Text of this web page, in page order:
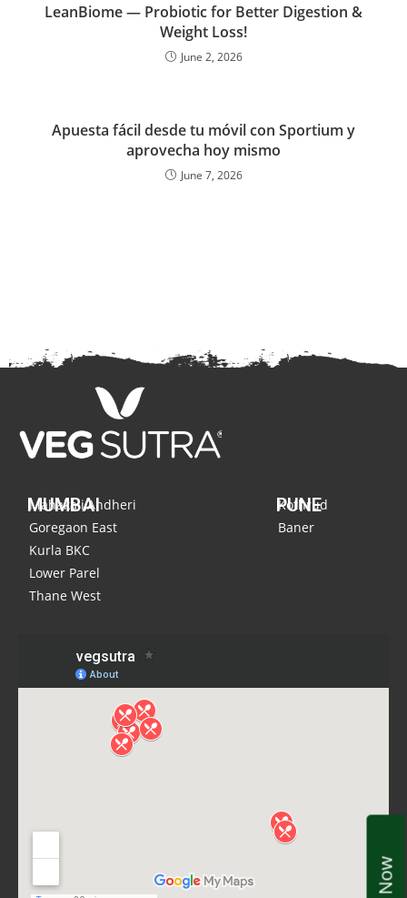
LeanBiome — Probiotic for Better Digestion &
Weight Loss!
June 2, 2026
Apuesta fácil desde tu móvil con Sportium y
aprovecha hoy mismo
June 7, 2026
MUMBAI
Mahakali,Andheri
Goregaon East
Kurla BKC
Lower Parel
Thane West
PUNE
Kothrud
Baner